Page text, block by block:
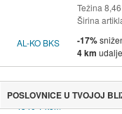
Težina
Širina
-17%
4 km
POSLOVNICE U TVOJOJ